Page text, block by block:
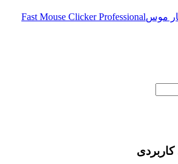
موسFast Mouse Clicker Professional